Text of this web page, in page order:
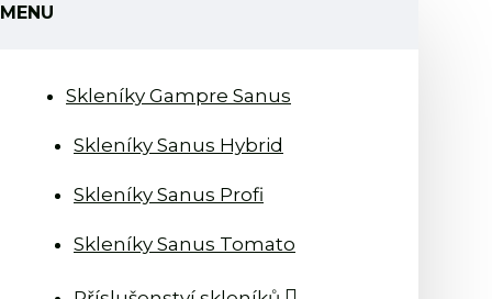
MENU
Skleníky Gampre Sanus
Skleníky Sanus Hybrid
Skleníky Sanus Profi
Skleníky Sanus Tomato